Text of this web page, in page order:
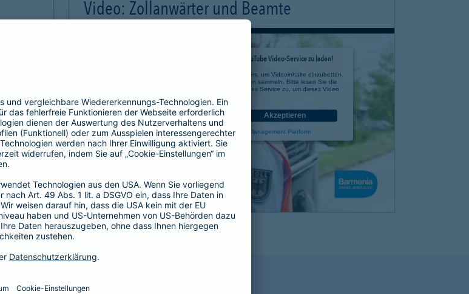
Video: Zollanwärter und Beamte
Wir benötigen Ihre Zustimmung, um den YouTube Video-Service zu laden!
Wir verwenden einen Service eines Drittanbieters, um Videoinhalte einzubetten.
Dieser Service kann Daten zu Ihren Aktivitäten sammeln. Bitte lesen Sie die
Details durch und stimmen Sie der Nutzung des Service zu, um dieses Video
Mehr Informationen Akzeptieren
powered byUsercentrics Consent Management Platform